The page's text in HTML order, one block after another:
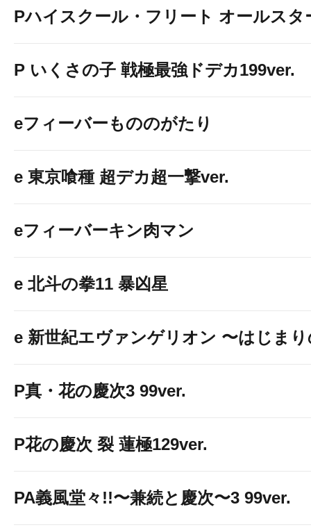
Pハイスクール・フリート オールスタ
P いくさの子 戦極最強ドデカ199ver.
eフィーバーもののがたり
e 東京喰種 超デカ超一撃ver.
eフィーバーキン肉マン
e 北斗の拳11 暴凶星
e 新世紀エヴァンゲリオン 〜はじま
P真・花の慶次3 99ver.
P花の慶次 裂 蓮極129ver.
PA義風堂々!!〜兼続と慶次〜3 99ver.